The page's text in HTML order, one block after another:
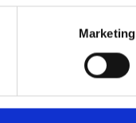
Marketing
22,95 €